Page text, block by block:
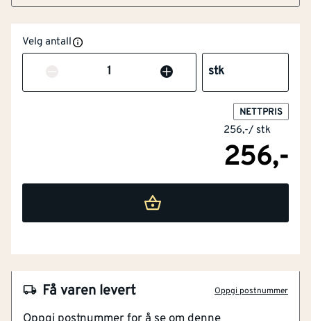
Velg antall
Antall stk
NETTPRIS
256,-/ stk
256,-
Få varen levert Oppgi postnummer
NOBB
55164143